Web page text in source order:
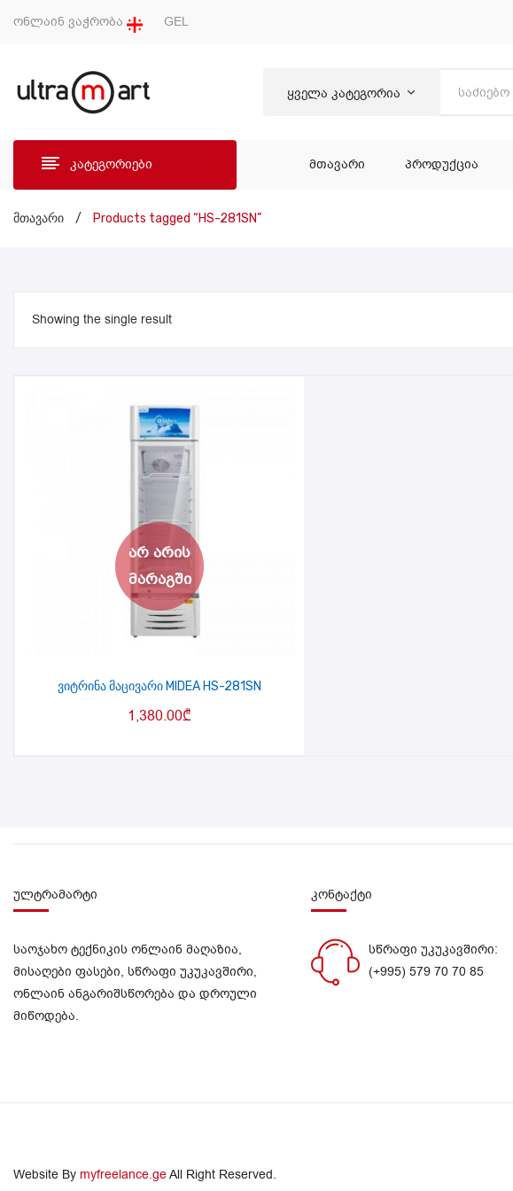
ონლაინ ვაჭრობა GEL
ყველა კატეგორია
კატეგორიები
ᲛᲗᲐᲕᲐᲠᲘ ᲞᲠᲝᲓᲣᲥᲪᲘᲐ
მთავარი / Products tagged “HS-281SN”
Showing the single result
ვიტრინა მაცივარი MIDEA HS-281SN
1,380.00₾
ულტრამარტი
საოჯახო ტექნიკის ონლაინ მაღაზია,
მისაღები ფასები, სწრაფი უკუკავშირი,
ონლაინ ანგარიშსწორება და დროული
მიწოდება.
კონტაქტი
სწრაფი უკუკავშირი:
(+995) 579 70 70 85
Website By myfreelance.geAll Right Reserved.